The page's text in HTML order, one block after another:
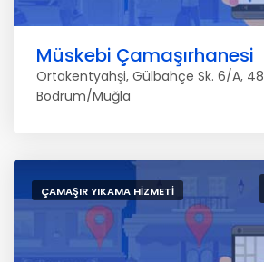
Müskebi Çamaşırhanesi
Ortakentyahşi, Gülbahçe Sk. 6/A,
Bodrum/Muğla
ÇAMAŞIR YIKAMA HIZMETI